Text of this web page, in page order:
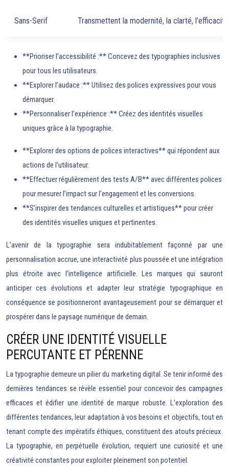
Sans-Serif Transmettent la modernité, la clarté,
**Prioriser l’accessibilité :** Concevez des typographies inclusives
pour tous les utilisateurs.
**Explorer l’audace :** Utilisez des polices expressives pour vous
démarquer.
**Personnaliser l’expérience :** Créez des identités visuelles
uniques grâce à la typographie.
**Explorer des options de polices interactives** qui répondent aux
actions de l’utilisateur.
**Effectuer régulièrement des tests A/B** avec différentes polices
pour mesurer l’impact sur l’engagement et les conversions.
**S’inspirer des tendances culturelles et artistiques** pour créer
des identités visuelles uniques et pertinentes.
L’avenir de la typographie sera indubitablement façonné par une
personnalisation accrue, une interactivité plus poussée et une intégration
plus étroite avec l’intelligence artificielle. Les marques qui sauront
anticiper ces évolutions et adapter leur stratégie typographique en
conséquence se positionneront avantageusement pour se démarquer et
prospérer dans le paysage numérique de demain.
CRÉER UNE IDENTITÉ VISUELLE
PERCUTANTE ET PÉRENNE
La typographie demeure un pilier du marketing digital. Se tenir informé des
dernières tendances se révèle essentiel pour concevoir des campagnes
efficaces et édifier une identité de marque robuste. L’exploration des
différentes tendances, leur adaptation à vos besoins et objectifs, tout en
tenant compte des impératifs éthiques, constituent des atouts précieux.
La typographie, en perpétuelle évolution, requiert une curiosité et une
créativité constantes pour exploiter pleinement son potentiel.